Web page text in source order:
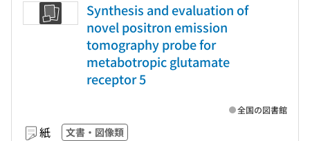
Synthesis and evaluation of
novel positron emission
tomography probe for
metabotropic glutamate
receptor 5
紙 文書・図像類
全国の図書館